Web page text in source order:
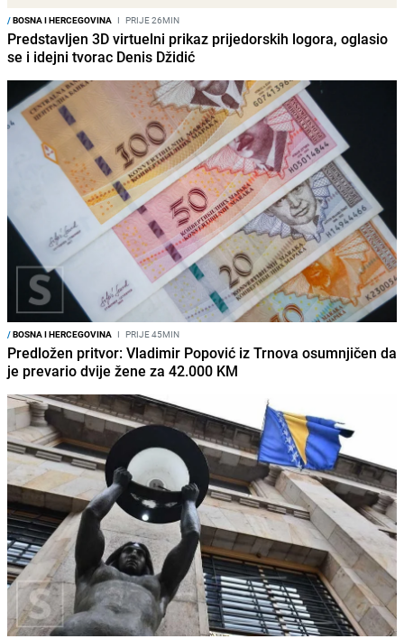
/BOSNA I HERCEGOVINA I PRIJE 26MIN
Predstavljen 3D virtuelni prikaz prijedorskih logora, oglasio
se i idejni tvorac Denis Džidić
/BOSNA I HERCEGOVINA I PRIJE 45MIN
Predložen pritvor: Vladimir Popović iz Trnova osumnjičen da
je prevario dvije žene za 42.000 KM